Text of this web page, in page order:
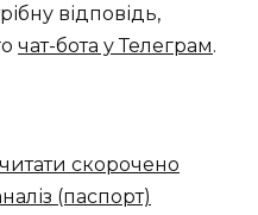
відповідь,
чат-бота у Телеграм.
скорочено
(паспорт)